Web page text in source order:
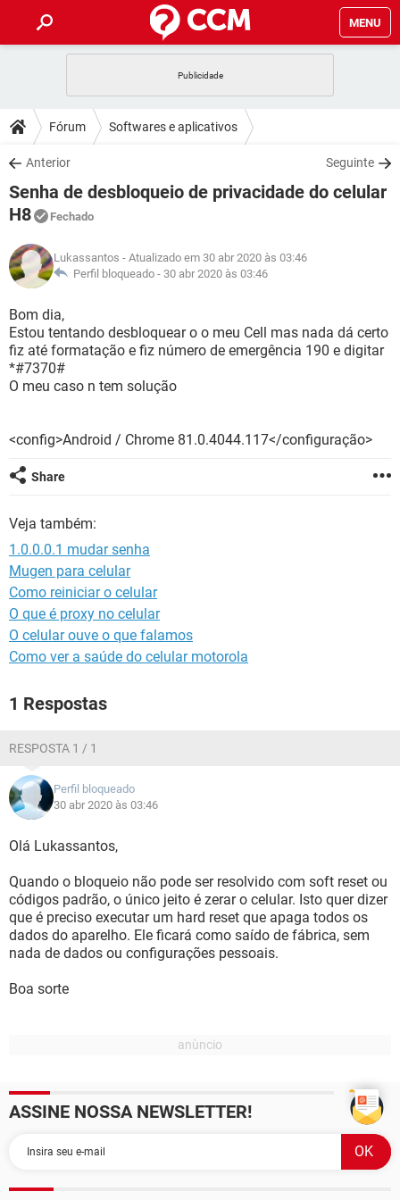
MENU
CELULAR FACEBOOK
OUTLOOK
INSTAGRAM GMAIL
GUIA DE COMPRAS
DICAS
JOGOS WHATSAPP
OUTLOOK
GUIA DE COMPRAS
DOWNLOADS
JOGOS WHATSAPP
CELULAR
OUTLOOK EXCEL
INSTAGRAM
GUIA DE COMPRAS
FÓRUM
CELULAR FACEBOOK
INSTAGRAM GMAIL
GUIA DE COMPRAS
GLOSSÁRIO
JOGOS
CELULAR
OUTLOOK EXCEL
INSTAGRAM
Fórum Softwares e aplicativos
Anterior Seguinte
Senha de desbloqueio de privacidade do celular
H8
Fechado
Lukassantos - Atualizado em 30 abr 2020 às 03:46
Perfil bloqueado - 30 abr 2020 às 03:46
Bom dia,
Estou tentando desbloquear o o meu Cell mas nada dá certo
fiz até formatação e fiz número de emergência 190 e digitar
*#7370#
O meu caso n tem solução
<config>Android / Chrome 81.0.4044.117</configuração>
Share
Veja também:
1.0.0.0.1 mudar senha
Mugen para celular
Como reiniciar o celular
O que é proxy no celular
O celular ouve o que falamos
Como ver a saúde do celular motorola
1 Respostas
RESPOSTA 1 / 1
Perfil bloqueado
30 abr 2020 às 03:46
Olá Lukassantos,
Quando o bloqueio não pode ser resolvido com soft reset ou
códigos padrão, o único jeito é zerar o celular. Isto quer dizer
que é preciso executar um hard reset que apaga todos os
dados do aparelho. Ele ficará como saído de fábrica, sem
nada de dados ou configurações pessoais.
Boa sorte
ASSINE NOSSA NEWSLETTER!